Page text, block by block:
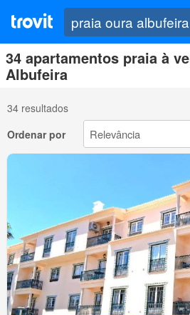
34 apartamentos praia à
Albufeira
34 resultados
Ordenar por